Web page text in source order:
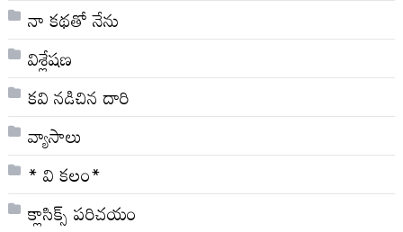
నా క‌థ‌తో నేను
విశ్లేషణ
కవి నడిచిన దారి
వ్యాసాలు
* వి క‌లం*
క్లాసిక్స్ ప‌రిచ‌యం